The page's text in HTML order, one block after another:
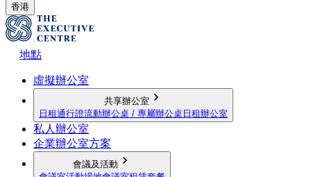
香港
地點
虛擬辦公室
共享辦公室
日租通行證流動辦公桌 / 專屬辦公桌 日租辦公室
私人辦公室
企業辦公室方案
會議及活動